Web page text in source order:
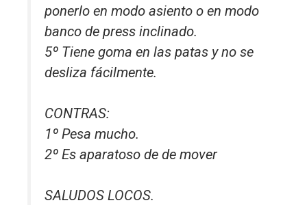
ponerlo en modo asiento o en modo
banco de press inclinado.
5º Tiene goma en las patas y no se
desliza fácilmente.
CONTRAS:
1º Pesa mucho.
2º Es aparatoso de de mover
SALUDOS LOCOS.